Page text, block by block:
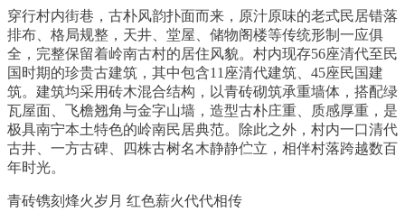
穿行村内街巷，古朴风韵扑面而来，原汁原味的老式民居错落
排布、格局规整，天井、堂屋、储物阁楼等传统形制一应俱
全，完整保留着岭南古村的居住风貌。村内现存56座清代至民
国时期的珍贵古建筑，其中包含11座清代建筑、45座民国建
筑。建筑均采用砖木混合结构，以青砖砌筑承重墙体，搭配绿
瓦屋面、飞檐翘角与金字山墙，造型古朴庄重、质感厚重，是
极具南宁本土特色的岭南民居典范。除此之外，村内一口清代
古井、一方古碑、四株古树名木静静伫立，相伴村落跨越数百
年时光。
青砖镌刻烽火岁月 红色薪火代代相传